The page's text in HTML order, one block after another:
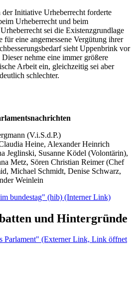
Initiative Urheberrecht forderte
Urheberrecht und beim
sei die Existenzgrundlage
für eine angemessene Vergütung ihrer
sieht Uppenbrink vor
nehme eine immer größere
Arbeit ein, gleichzeitig sei aber
schlechter.
(V.i.S.d.P.)
Heine, Alexander Heinrich
Jeglinski, Susanne Ködel (Volontärin),
Metz, Sören Christian Reimer (Chef
Michael Schmidt, Denise Schwarz,
Weinlein
bundestag" (hib) (Interner Link)
und Hintergründe
Parlament" (Externer Link, Link öffnet